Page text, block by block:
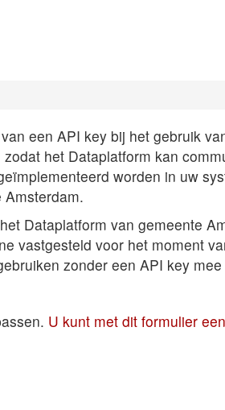
een API key bij het gebruik
het Dataplatform kan
worden in uw
Dataplatform van gemeente
vastgesteld voor het moment
zonder een API key
U kunt met dit formulier